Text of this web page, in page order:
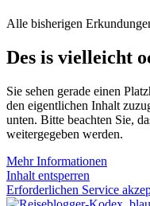
Alle bisherigen
Des is vielleicht
Sie sehen gerade einen
den eigentlichen Inhalt
unten. Bitte beachten Sie,
weitergegeben werden.
Mehr Informationen
Inhalt entsperren
Erforderlichen Service